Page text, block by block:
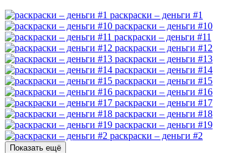
раскраски – деньги #1
раскраски – деньги #10
раскраски – деньги #11
раскраски – деньги #12
раскраски – деньги #13
раскраски – деньги #14
раскраски – деньги #15
раскраски – деньги #16
раскраски – деньги #17
раскраски – деньги #18
раскраски – деньги #19
раскраски – деньги #2
Показать ещё